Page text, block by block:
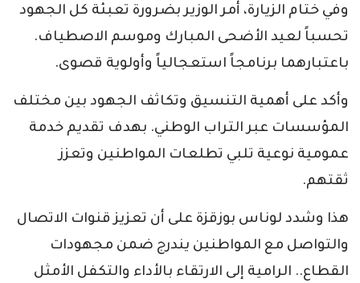
وفي ختام الزيارة، أمر الوزير بضرورة تعبئة كل الجهود
تحسباً لعيد الأضحى المبارك وموسم الاصطياف.
باعتبارهما برنامجاً استعجالياً وأولوية قصوى.
وأكد على أهمية التنسيق وتكاثف الجهود بين مختلف
المؤسسات عبر التراب الوطني. بهدف تقديم خدمة
عمومية نوعية تلبي تطلعات المواطنين وتعزز
ثقتهم.
هذا وشدد لوناس بوزقزة على أن تعزيز قنوات الاتصال
والتواصل مع المواطنين يندرج ضمن مجهودات
القطاع.. الرامية إلى الارتقاء بالأداء والتكفل الأمثل